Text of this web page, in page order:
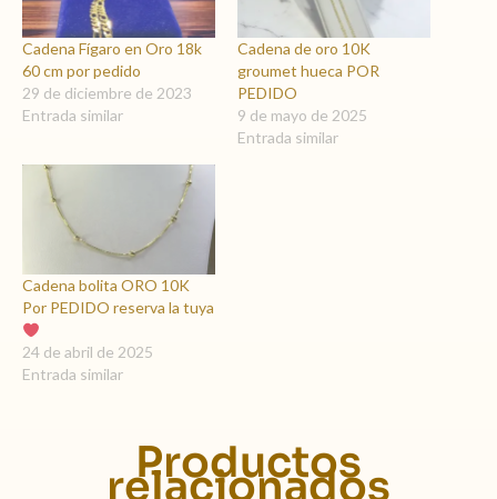
Cadena Fígaro en Oro 18k
60 cm por pedido
29 de diciembre de 2023
Entrada similar
Cadena de oro 10K
groumet hueca POR
PEDIDO
9 de mayo de 2025
Entrada similar
Cadena bolita ORO 10K
Por PEDIDO reserva la tuya
24 de abril de 2025
Entrada similar
Productos
relacionados